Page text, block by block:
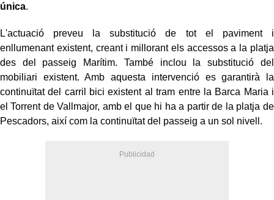
única.
L'actuació preveu la substitució de tot el paviment i
enllumenant existent, creant i millorant els accessos a la platja
des del passeig Marítim. També inclou la substitució del
mobiliari existent. Amb aquesta intervenció es garantirà la
continuïtat del carril bici existent al tram entre la Barca Maria i
el Torrent de Vallmajor, amb el que hi ha a partir de la platja de
Pescadors, així com la continuïtat del passeig a un sol nivell.